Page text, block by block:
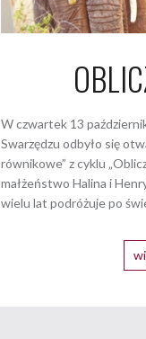
W czwartek 13
Swarzędzu odbyło się
równikowe” z cyklu
małżeństwo Halina i
wielu lat podróżuje po